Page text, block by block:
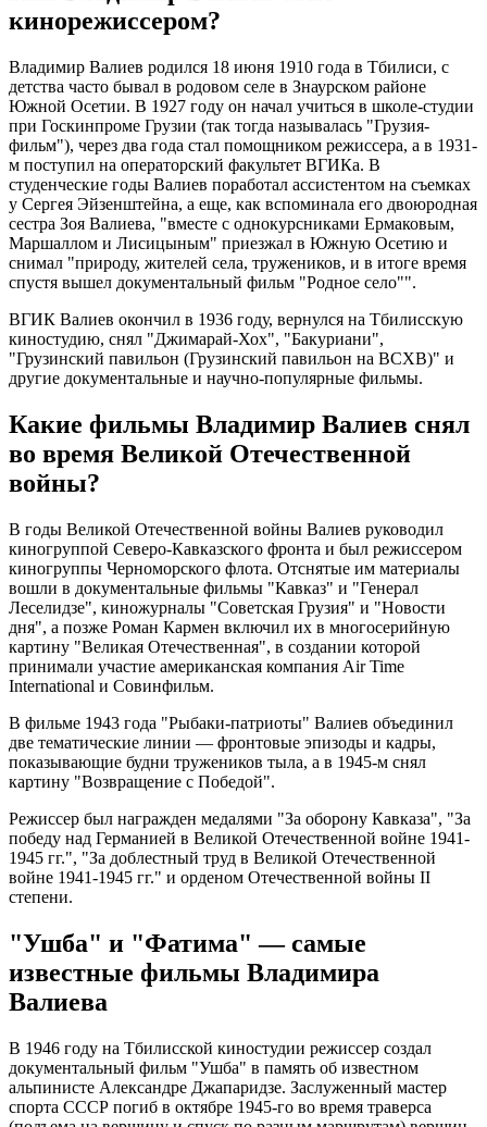
кинорежиссером?
Владимир Валиев родился 18 июня 1910 года в Тбилиси, с
детства часто бывал в родовом селе в Знаурском районе
Южной Осетии. В 1927 году он начал учиться в школе-студии
при Госкинпроме Грузии (так тогда называлась "Грузия-
фильм"), через два года стал помощником режиссера, а в 1931-
м поступил на операторский факультет ВГИКа. В
студенческие годы Валиев поработал ассистентом на съемках
у Сергея Эйзенштейна, а еще, как вспоминала его двоюродная
сестра Зоя Валиева, "вместе с однокурсниками Ермаковым,
Маршаллом и Лисицыным" приезжал в Южную Осетию и
снимал "природу, жителей села, тружеников, и в итоге время
спустя вышел документальный фильм "Родное село"".
ВГИК Валиев окончил в 1936 году, вернулся на Тбилисскую
киностудию, снял "Джимарай-Хох", "Бакуриани",
"Грузинский павильон (Грузинский павильон на ВСХВ)" и
другие документальные и научно-популярные фильмы.
Какие фильмы Владимир Валиев снял
во время Великой Отечественной
войны?
В годы Великой Отечественной войны Валиев руководил
киногруппой Северо-Кавказского фронта и был режиссером
киногруппы Черноморского флота. Отснятые им материалы
вошли в документальные фильмы "Кавказ" и "Генерал
Леселидзе", киножурналы "Советская Грузия" и "Новости
дня", а позже Роман Кармен включил их в многосерийную
картину "Великая Отечественная", в создании которой
принимали участие американская компания Air Time
International и Совинфильм.
В фильме 1943 года "Рыбаки-патриоты" Валиев объединил
две тематические линии — фронтовые эпизоды и кадры,
показывающие будни тружеников тыла, а в 1945-м снял
картину "Возвращение с Победой".
Режиссер был награжден медалями "За оборону Кавказа", "За
победу над Германией в Великой Отечественной войне 1941-
1945 гг.", "За доблестный труд в Великой Отечественной
войне 1941-1945 гг." и орденом Отечественной войны II
степени.
"Ушба" и "Фатима" — самые
известные фильмы Владимира
Валиева
В 1946 году на Тбилисской киностудии режиссер создал
документальный фильм "Ушба" в память об известном
альпинисте Александре Джапаридзе. Заслуженный мастер
спорта СССР погиб в октябре 1945-го во время траверса